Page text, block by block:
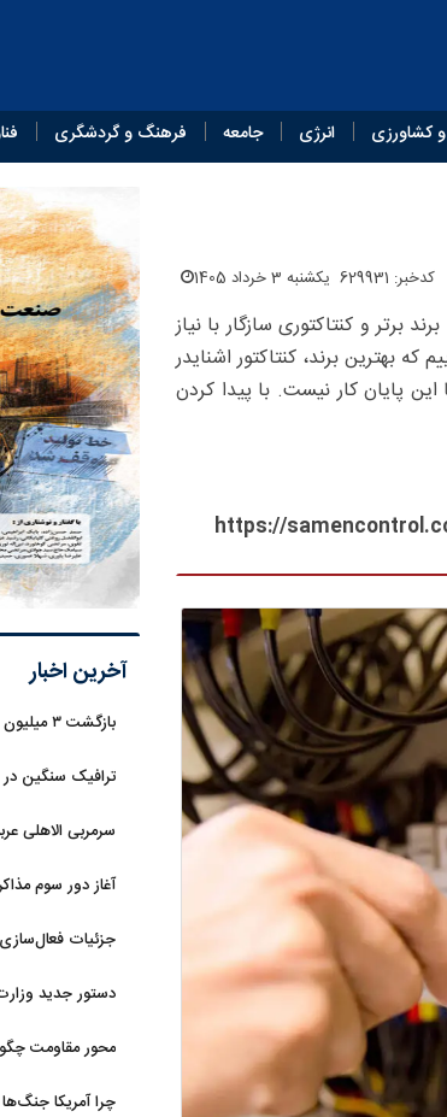
و کشاورزی انرژی جامعه فرهنگ و گردشگری
کدخبر: 629931 یکشنبه 3 خرداد 1405
و کنتاکتوری سازگار با نیاز
بهترین برند، کنتاکتور اشنایدر
پایان کار نیست. با پیدا کردن
https://
آخرین اخبار
بازگشت ۳ میلیون و ۱۷ هزار زائر اربعین به کشور
ترافیک سنگین
سرمربی الاهلی
آغاز دور سوم
جزئیات
دستور جدید
محور مقاومت
چرا آمریکا